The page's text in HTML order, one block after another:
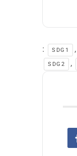
: SDG1 ,
SDG2 ,